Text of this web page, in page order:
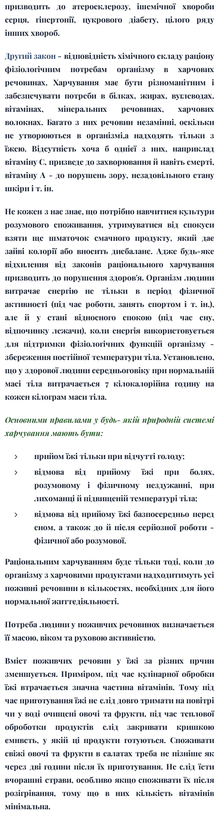
призводить до атеросклерозу, ішемічної хвороби
серця, гіпертонії, цукрового діабету, цілого ряду
інших хвороб.
Другий закон - відповідність хімічного складу раціону
фізіологічним потребам організму в харчових
речовинах. Харчування має бути різноманітним і
забезпечувати потреби в білках, жирах, вуглеводах.
вітамінах, мінеральних речовинах, харчових
волокнах. Багато з них речовин незамінні, оскільки
не утворюються в організмі,а надходять тільки з
їжею. Відсутність хоча б однієї з них, наприклад
вітаміну С, призведе до захворювання й навіть смерті,
вітаміну А - до порушень зору, незадовільного стану
шкіри і т. ін.
Не кожен з нас знає, що потрібно навчитися культури
розумового споживання, утримуватися від спокуси
взяти ще шматочок смачного продукту, який дає
зайві колорії або вносить дисбаланс. Адже будь-яке
відхилення від законів раціонального харчування
призводить до порушення здоров'я. Організм людини
витрачає енергію не тільки в період фізичної
активності (під час роботи, занять спортом і т. ін.),
але й у стані відносного спокою (під час сну,
відпочинку лежачи), коли енергія використовується
для підтримки фізіологічних функцій організму -
збереження постійної температури тіла. Установлено,
що у здорової людини середньоговіку при нормальній
масі тіла витрачається 7 кілокалорійна годину на
кожен кілограм маси тіла.
Основними правилами у будь- якій природній системі
харчування мають бути:
прийом їжі тільки при відчутті голоду;
відмова від прийому їжі при болях,
розумовому і фізичному нездужанні, при
лихоманці й підвищеній температурі тіла;
відмова від прийому їжі базпосередньо перед
сном, а також до й після серйозної роботи -
фізичної або розумової.
Раціональним харчуванням буде тільки тоді, коли до
організму з харчовими продуктами надходитимуть усі
поживні речовини в кількостях, необхідних для його
нормальної життєдіяльності.
Потреба людини у поживчих речовинох визначається
її масою, віком та руховою активністю.
Вміст поживчих речовин у їжі за різних прчин
зменшується. Приміром, під час кулінарної обробки
їжі втрачається значна частина вітамінів. Тому під
час приготування їжі не слід довго тримати на повітрі
чи у воді очищені овочі та фрукти, під час теплової
оброботки продуктів слід закривати кришкою
ємнвсть, у якій ці продукти готуються. Споживати
свіжі овочі та фрукти в салатах треба не пізніше як
через дві години після їх приготування. Не слід їсти
вчорашні страви, особливо якщо споживати їх після
розігрівання, тому що в них кількість вітамінів
мінімальна.